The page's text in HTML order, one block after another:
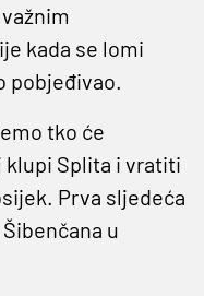
kada se lomi
pobjeđivao.
tko će
klupi Splita i vratiti
Prva sljedeća
u